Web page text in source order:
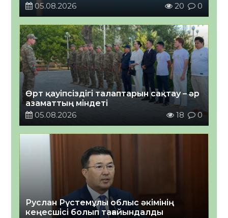
05.08.2026
20 0
Өрт қауіпсіздігі талаптарын сақтау – әр
азаматтың міндеті
05.08.2026
18 0
Руслан Рүстемұлы облыс әкімінің
кеңесшісі болып тағайындалды